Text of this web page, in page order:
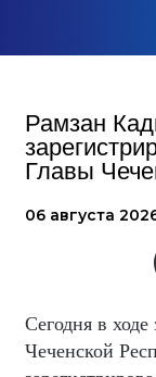
Рамзан
Главы
06 августа
Сегодня в ходе
Чеченской